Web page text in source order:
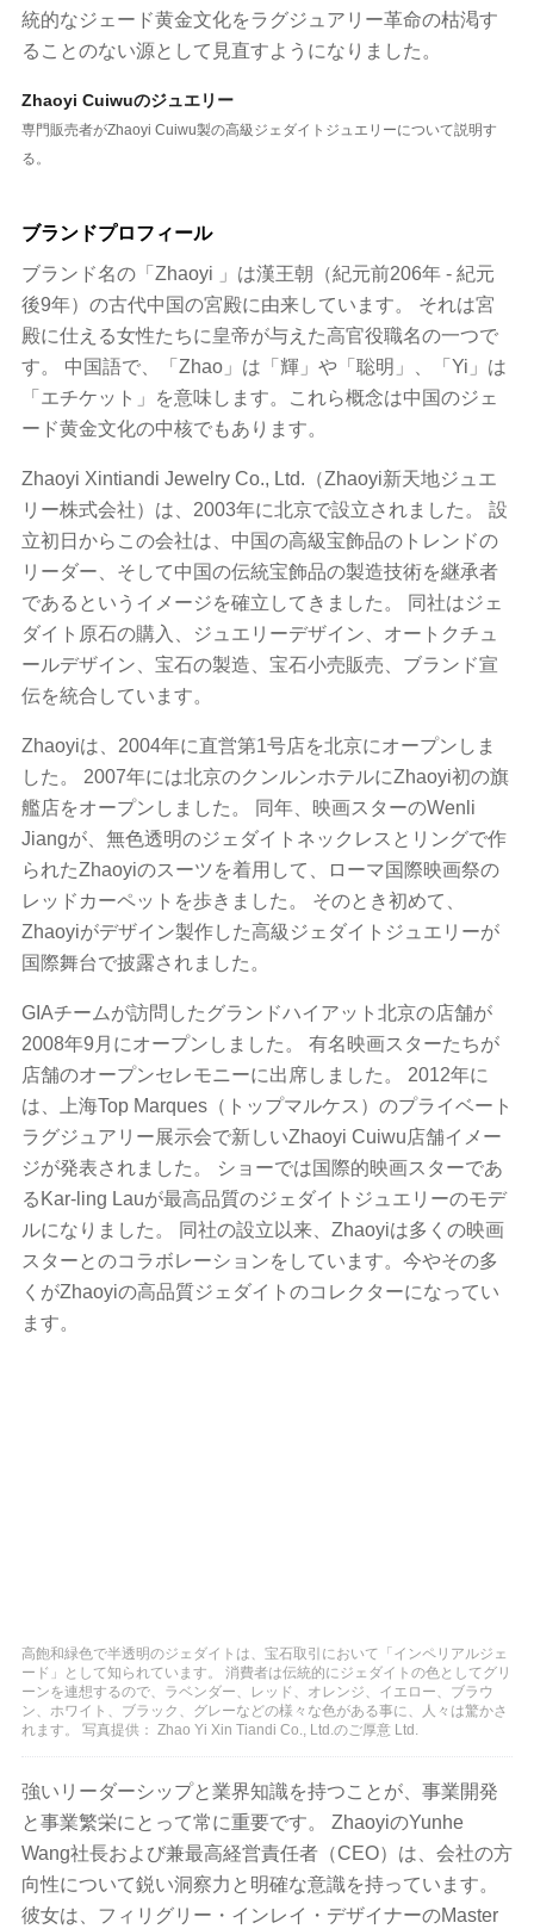
統的なジェード黄金文化をラグジュアリー革命の枯渇す
ることのない源として見直すようになりました。
Zhaoyi Cuiwuのジュエリー
専門販売者がZhaoyi Cuiwu製の高級ジェダイトジュエリーについて説明す
る。
ブランドプロフィール
ブランド名の「Zhaoyi 」は漢王朝（紀元前206年 - 紀元
後9年）の古代中国の宮殿に由来しています。 それは宮
殿に仕える女性たちに皇帝が与えた高官役職名の一つで
す。 中国語で、「Zhao」は「輝」や「聡明」、「Yi」は
「エチケット」を意味します。これら概念は中国のジェ
ード黄金文化の中核でもあります。
Zhaoyi Xintiandi Jewelry Co., Ltd.（Zhaoyi新天地ジュエ
リー株式会社）は、2003年に北京で設立されました。 設
立初日からこの会社は、中国の高級宝飾品のトレンドの
リーダー、そして中国の伝統宝飾品の製造技術を継承者
であるというイメージを確立してきました。 同社はジェ
ダイト原石の購入、ジュエリーデザイン、オートクチュ
ールデザイン、宝石の製造、宝石小売販売、ブランド宣
伝を統合しています。
Zhaoyiは、2004年に直営第1号店を北京にオープンしま
した。 2007年には北京のクンルンホテルにZhaoyi初の旗
艦店をオープンしました。 同年、映画スターのWenli
Jiangが、無色透明のジェダイトネックレスとリングで作
られたZhaoyiのスーツを着用して、ローマ国際映画祭の
レッドカーペットを歩きました。 そのとき初めて、
Zhaoyiがデザイン製作した高級ジェダイトジュエリーが
国際舞台で披露されました。
GIAチームが訪問したグランドハイアット北京の店舗が
2008年9月にオープンしました。 有名映画スターたちが
店舗のオープンセレモニーに出席しました。 2012年に
は、上海Top Marques（トップマルケス）のプライベート
ラグジュアリー展示会で​​新しいZhaoyi Cuiwu店舗イメー
ジが発表されました。 ショーでは国際的映画スターであ
るKar-ling Lauが最高品質のジェダイトジュエリーのモデ
ルになりました。 同社の設立以来、Zhaoyiは多くの映画
スターとのコラボレーションをしています。今やその多
くがZhaoyiの高品質ジェダイトのコレクターになってい
ます。
高飽和緑色で半透明のジェダイトは、宝石取引において「インペリアルジェ
ード」として知られています。 消費者は伝統的にジェダイトの色としてグリ
ーンを連想するので、ラベンダー、レッド、オレンジ、イエロー、ブラウ
ン、ホワイト、ブラック、グレーなどの様々な色がある事に、人々は驚かさ
れます。 写真提供： Zhao Yi Xin Tiandi Co., Ltd.のご厚意 Ltd.
強いリーダーシップと業界知識を持つことが、事業開発
と事業繁栄にとって常に重要です。 ZhaoyiのYunhe
Wang社長および兼最高経営責任者（CEO）は、会社の方
向性について鋭い洞察力と明確な意識を持っています。
彼女は、フィリグリー・インレイ・デザイナーのMaster